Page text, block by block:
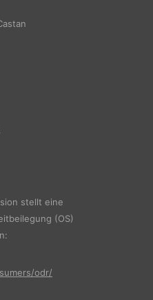
stellt eine
(OS)
odr/